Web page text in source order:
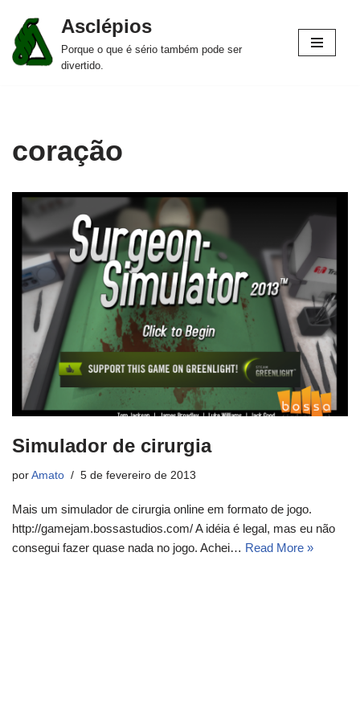
Pular
para
Asclépios
Porque o que é sério também pode ser
divertido.
coração
Simulador de cirurgia
por Amato 5 de fevereiro de 2013
Mais um simulador de cirurgia online em formato de jogo.
http://gamejam.bossastudios.com/ A idéia é legal, mas eu não
consegui fazer quase nada no jogo. Achei… Read More »